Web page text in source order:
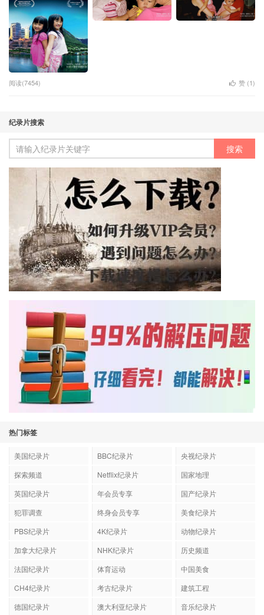
阅读(7454) 赞 (1)
纪录片搜索
热门标签
美国纪录片 BBC纪录片
央视纪录片
探索频道
Netflix纪录片
国家地理
英国纪录片
年会员专享
国产纪录片
犯罪调查
终身会员专享
美食纪录片
PBS纪录片
4K纪录片
动物纪录片
加拿大纪录片
NHK纪录片
历史频道
法国纪录片
体育运动
中国美食
CH4纪录片
考古纪录片
建筑工程
德国纪录片
澳大利亚纪录片 音乐纪录片